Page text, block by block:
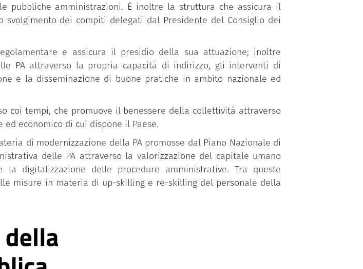
pubbliche amministrazioni. È inoltre la struttura che assicura il
dei compiti delegati dal Presidente del Consiglio dei
e assicura il presidio della sua attuazione; inoltre
PA attraverso la propria capacità di indirizzo, gli interventi di
e la disseminazione di buone pratiche in ambito nazionale ed
coi tempi, che promuove il benessere della collettività attraverso
economico di cui dispone il Paese.
di modernizzazione della PA promosse dal Piano Nazionale di
delle PA attraverso la valorizzazione del capitale umano
digitalizzazione delle procedure amministrative. Tra queste
misure in materia di up-skilling e re-skilling del personale della